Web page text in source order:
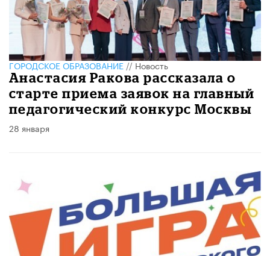
ГОРОДСКОЕ ОБРАЗОВАНИЕ//Новость
Анастасия Ракова рассказала о
старте приема заявок на главный
педагогический конкурс Москвы
28 января